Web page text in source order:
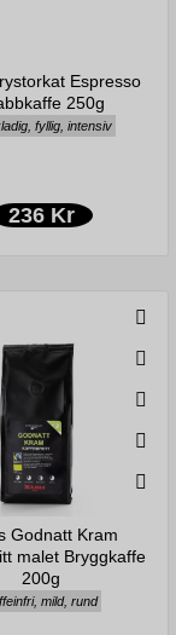
Espresso
250g
fyllig, intensiv
236 Kr
Godnatt Kram
malet Bryggkaffe
200g
mild, rund